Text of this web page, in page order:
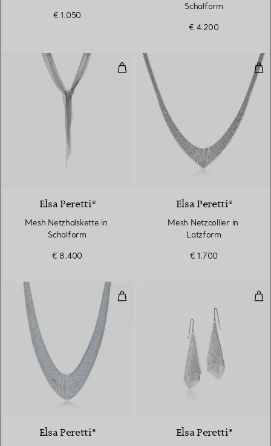
€ 1.050
Schalform
€ 4.200
Mesh Netzhalskette in Schalform
Elsa Peretti®
Mesh Netzhalskette in
Schalform
€ 8.400
Elsa Peretti®
Mesh Netzcollier in
Latzform
€ 1.700
Mesh Netzcollier in Latzform
Elsa Peretti® Elsa Peretti®